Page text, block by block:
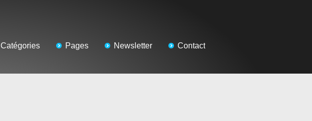
Catégories Pages Newsletter Contact